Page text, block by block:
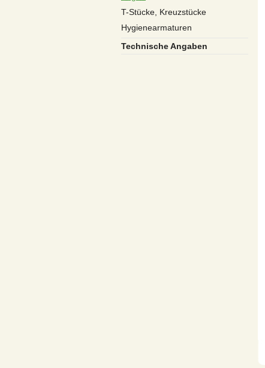
T-Stücke, Kreuzstücke
Hygienearmaturen
Technische Angaben